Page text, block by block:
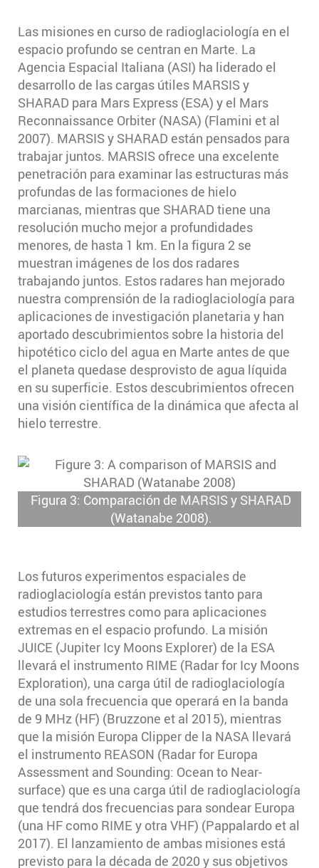
Las misiones en curso de radioglaciología en el
espacio profundo se centran en Marte. La
Agencia Espacial Italiana (ASI) ha liderado el
desarrollo de las cargas útiles MARSIS y
SHARAD para Mars Express (ESA) y el Mars
Reconnaissance Orbiter (NASA) (Flamini et al
2007). MARSIS y SHARAD están pensados para
trabajar juntos. MARSIS ofrece una excelente
penetración para examinar las estructuras más
profundas de las formaciones de hielo
marcianas, mientras que SHARAD tiene una
resolución mucho mejor a profundidades
menores, de hasta 1 km. En la figura 2 se
muestran imágenes de los dos radares
trabajando juntos. Estos radares han mejorado
nuestra comprensión de la radioglaciología para
aplicaciones de investigación planetaria y han
aportado descubrimientos sobre la historia del
hipotético ciclo del agua en Marte antes de que
el planeta quedase desprovisto de agua líquida
en su superficie. Estos descubrimientos ofrecen
una visión científica de la dinámica que afecta al
hielo terrestre.
Figura 3: Comparación de MARSIS y SHARAD
(Watanabe 2008).
Los futuros experimentos espaciales de
radioglaciología están previstos tanto para
estudios terrestres como para aplicaciones
extremas en el espacio profundo. La misión
JUICE (Jupiter Icy Moons Explorer) de la ESA
llevará el instrumento RIME (Radar for Icy Moons
Exploration), una carga útil de radioglaciología
de una sola frecuencia que operará en la banda
de 9 MHz (HF) (Bruzzone et al 2015), mientras
que la misión Europa Clipper de la NASA llevará
el instrumento REASON (Radar for Europa
Assessment and Sounding: Ocean to Near-
surface) que es una carga útil de radioglaciología
que tendrá dos frecuencias para sondear Europa
(una HF como RIME y otra VHF) (Pappalardo et al
2017). El lanzamiento de ambas misiones está
previsto para la década de 2020 y sus objetivos